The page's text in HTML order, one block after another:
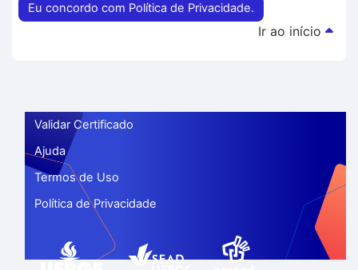
Eu concordo com Política de Privacidade.
Ir ao início
Validar Certificado
Ajuda
Termos de Uso
Política de Privacidade